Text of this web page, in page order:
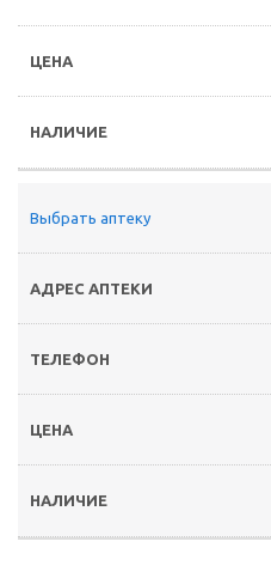
Выбрать аптеку